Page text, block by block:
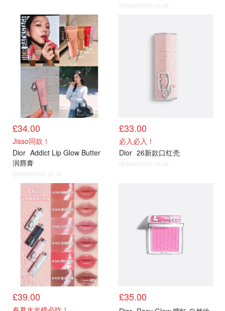
@dealmoon.co.uk
£34.00
Jisso同款！
Dior Addict Lip Glow Butter
润唇膏
@dealmoon.co.uk
£33.00
必入必入！
Dior 26新款口红壳
@dealmoon.co.uk
£39.00 £35.00